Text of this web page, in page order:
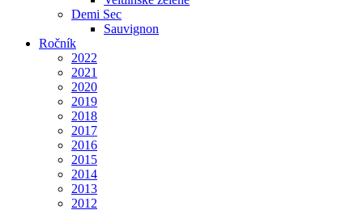
Demi Sec
Sauvignon
Ročník
2022
2021
2020
2019
2018
2017
2016
2015
2014
2013
2012